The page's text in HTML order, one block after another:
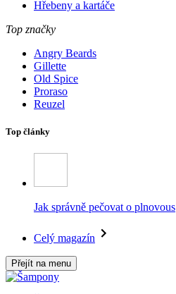
Hřebeny a kartáče
Top značky
Angry Beards
Gillette
Old Spice
Proraso
Reuzel
Top články
Jak správně pečovat o plnovous
Celý magazín
Přejít na menu